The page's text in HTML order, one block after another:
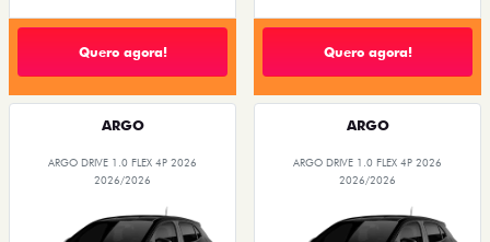
Quero agora! Quero agora!
ARGO
ARGO DRIVE 1.0 FLEX 4P 2026
2026/2026
ARGO
ARGO DRIVE 1.0 FLEX 4P 2026
2026/2026